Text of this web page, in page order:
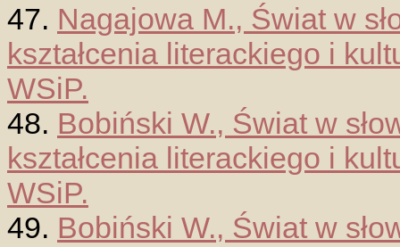
47. Nagajowa M., Świat w
kształcenia literackiego i
WSiP.
48. Bobiński W., Świat w
kształcenia literackiego i
WSiP.
49. Bobiński W., Świat w